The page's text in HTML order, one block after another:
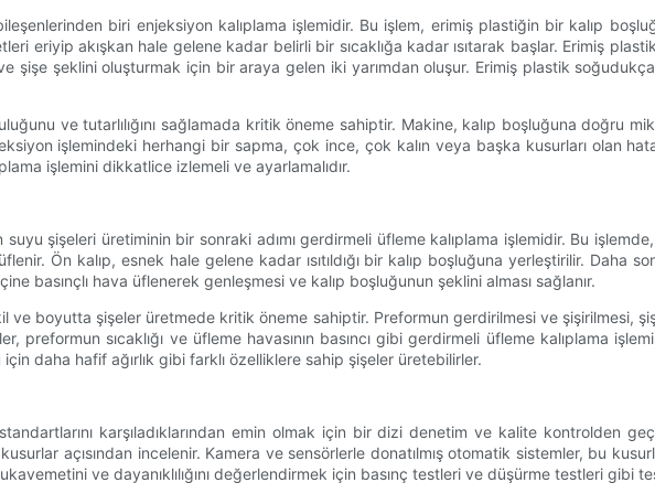
biri enjeksiyon kalıplama işlemidir. Bu işlem, erimiş plastiğin bir kalıp
eriyip akışkan hale gelene kadar belirli bir sıcaklığa kadar ısıtarak başlar. Erimiş
şişe şeklini oluşturmak için bir araya gelen iki yarımdan oluşur. Erimiş plastik
ve tutarlılığını sağlamada kritik öneme sahiptir. Makine, kalıp boşluğuna doğru
işlemindeki herhangi bir sapma, çok ince, çok kalın veya başka kusurları olan
işlemini dikkatlice izlemeli ve ayarlamalıdır.
şişeleri üretiminin bir sonraki adımı gerdirmeli üfleme kalıplama işlemidir. Bu işlemde,
Ön kalıp, esnek hale gelene kadar ısıtıldığı bir kalıp boşluğuna yerleştirilir.
basınçlı hava üflenerek genleşmesi ve kalıp boşluğunun şeklini alması sağlanır.
ve boyutta şişeler üretmede kritik öneme sahiptir. Preformun gerdirilmesi ve şişirilmesi,
preformun sıcaklığı ve üfleme havasının basıncı gibi gerdirmeli üfleme kalıplama
daha hafif ağırlık gibi farklı özelliklere sahip şişeler üretebilirler.
karşıladıklarından emin olmak için bir dizi denetim ve kalite kontrolden
açısından incelenir. Kamera ve sensörlerle donatılmış otomatik sistemler, bu
ve dayanıklılığını değerlendirmek için basınç testleri ve düşürme testleri gibi